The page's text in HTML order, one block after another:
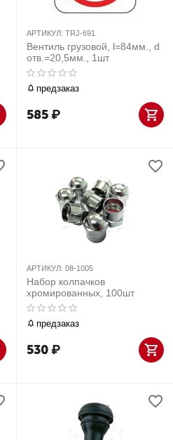
АРТИКУЛ: TRJ-691
Вентиль грузовой, l=84мм., d
отв.=20,5мм., 1шт
предзаказ
585₽
АРТИКУЛ: 08-1005
Набор колпачков
хромированных, 100шт
предзаказ
530₽